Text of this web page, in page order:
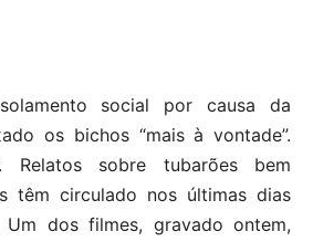
social por causa da
os bichos “mais à vontade”.
Relatos sobre tubarões bem
têm circulado nos últimas dias
Um dos filmes, gravado ontem,